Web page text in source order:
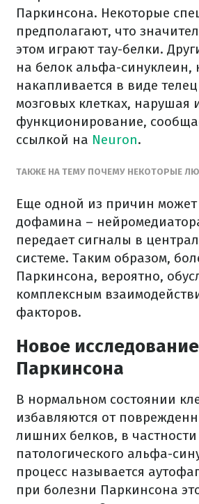
Паркинсона. Некоторые
предполагают, что
этом играют тау-белки.
на белок альфа-синуклеин,
накапливается в виде
мозговых клетках, нарушая
функционирование,
ссылкой на Neuron.
ТАКЖЕ НА ТЕМУ ПОЧЕМУ НЕКОТОРЫЕ
Еще одной из причин
дофамина –
передает сигналы в
системе. Таким образом,
Паркинсона, вероятно,
комплексным
факторов.
Новое
Паркинсона
В нормальном состоянии
избавляются от
лишних белков, в частности
патологического альфа-
процесс называется
при болезни Паркинсона